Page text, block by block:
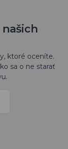
ktoré oceníte.
sa o ne starať